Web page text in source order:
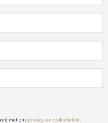
met ons privacy- en cookiebeleid